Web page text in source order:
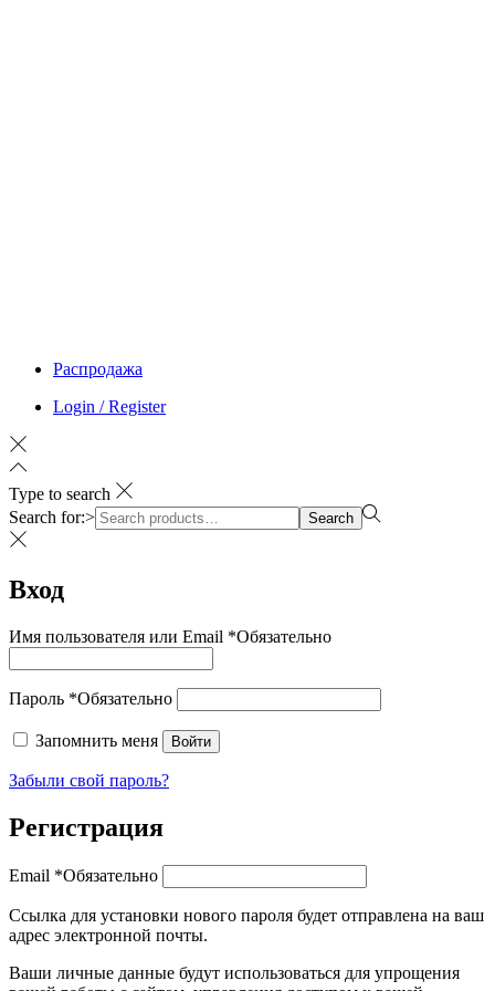
Распродажа
Login / Register
Type to search
Search for:>
Search
Вход
Имя пользователя или Email *Обязательно
Пароль *Обязательно
Запомнить меня Войти
Забыли свой пароль?
Регистрация
Email *Обязательно
Ссылка для установки нового пароля будет отправлена ​​на ваш
адрес электронной почты.
Ваши личные данные будут использоваться для упрощения